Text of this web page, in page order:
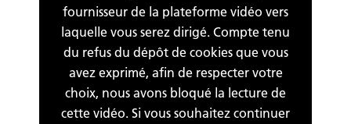
fournisseur de la plateforme vidéo vers
laquelle vous serez dirigé. Compte tenu
du refus du dépôt de cookies que vous
avez exprimé, afin de respecter votre
choix, nous avons bloqué la lecture de
cette vidéo. Si vous souhaitez continuer